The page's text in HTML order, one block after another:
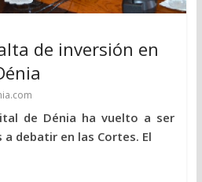
de inversión en
de Dénia ha vuelto a ser
debatir en las Cortes. El